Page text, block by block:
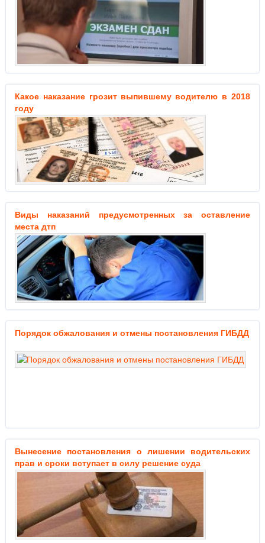
Какое наказание грозит выпившему водителю в 2018
году
Виды наказаний предусмотренных за оставление
места дтп
Порядок обжалования и отмены постановления ГИБДД
Вынесение постановления о лишении водительских
прав и сроки вступает в силу решение суда